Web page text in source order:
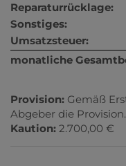
Reparaturrücklage:
Sonstiges:
Umsatzsteuer:
monatliche
Provision: Gemäß
Abgeber die Provision.
Kaution: 2.700,00 €